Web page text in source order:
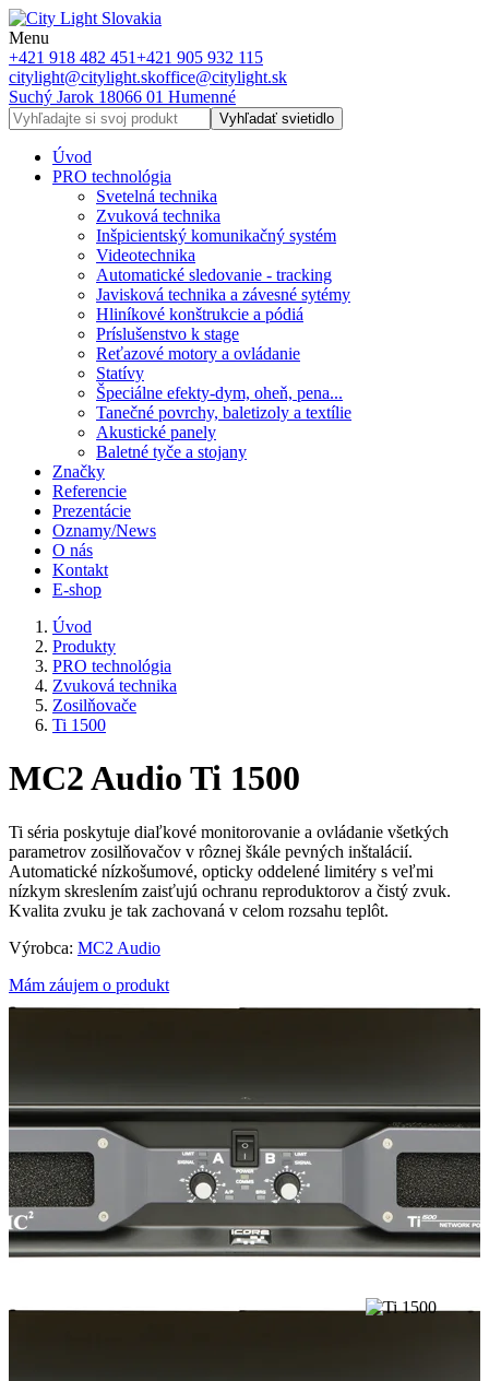
Menu
+421 918 482 451+421 905 932 115
citylight@citylight.skoffice@citylight.sk
Suchý Jarok 18066 01 Humenné
Vyhľadať svietidlo
Úvod
PRO technológia
Svetelná technika
Zvuková technika
Inšpicientský komunikačný systém
Videotechnika
Automatické sledovanie - tracking
Javisková technika a závesné sytémy
Hliníkové konštrukcie a pódiá
Príslušenstvo k stage
Reťazové motory a ovládanie
Statívy
Špeciálne efekty-dym, oheň, pena...
Tanečné povrchy, baletizoly a textílie
Akustické panely
Baletné tyče a stojany
Značky
Referencie
Prezentácie
Oznamy/News
O nás
Kontakt
E-shop
Úvod
Produkty
PRO technológia
Zvuková technika
Zosilňovače
Ti 1500
MC2 Audio Ti 1500
Ti séria poskytuje diaľkové monitorovanie a ovládanie všetkých
parametrov zosilňovačov v rôznej škále pevných inštalácií.
Automatické nízkošumové, opticky oddelené limitéry s veľmi
nízkym skreslením zaisťujú ochranu reproduktorov a čistý zvuk.
Kvalita zvuku je tak zachovaná v celom rozsahu teplôt.
Výrobca: MC2 Audio
Mám záujem o produkt
1